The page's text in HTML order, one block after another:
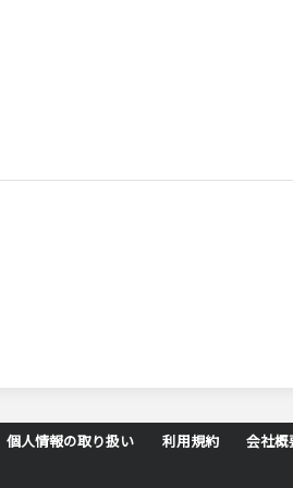
個人情報の取り扱い 利用規約
会社概